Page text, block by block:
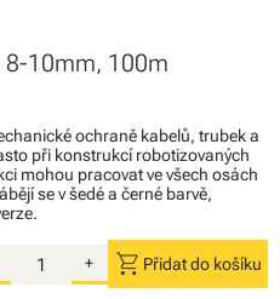
8-10mm, 100m
ochraně kabelů, trubek a
při konstrukcí robotizovaných
mohou pracovat ve všech osách
se v šedé a černé barvě,
+ shopping_cart Přidat do košíku